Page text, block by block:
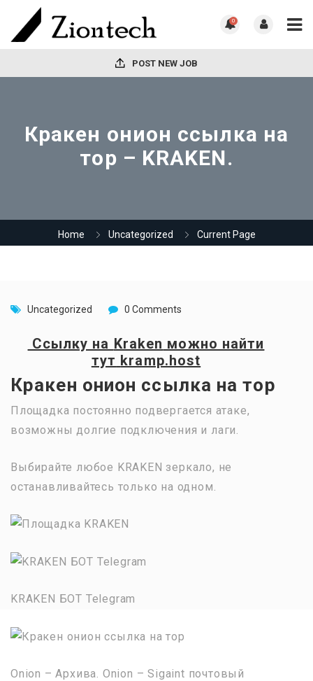
0
POST NEW JOB
Кракен онион ссылка на
тор – KRAKEN.
Home Uncategorized Current Page
Uncategorized 0 Comments
Ссылку на Kraken можно найти
тут kramp.host
Кракен онион ссылка на тор
Площадка постоянно подвергается атаке,
возможны долгие подключения и лаги.
Выбирайте любое KRAKEN зеркало, не
останавливайтесь только на одном.
KRAKEN БОТ Telegram
Onion – Архива. Onion – Sigaint почтовый